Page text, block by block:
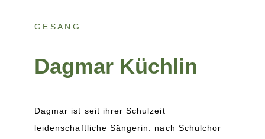
GESANG
Dagmar Küchlin
Dagmar ist seit ihrer Schulzeit
leidenschaftliche Sängerin: nach Schulchor